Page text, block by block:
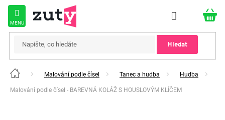
Přejít
obsah
Hledat
Domů Malování podle čísel Tanec a hudba Hudba
Malování podle čísel - BAREVNÁ KOLÁŽ S HOUSLOVÝM KLÍČEM